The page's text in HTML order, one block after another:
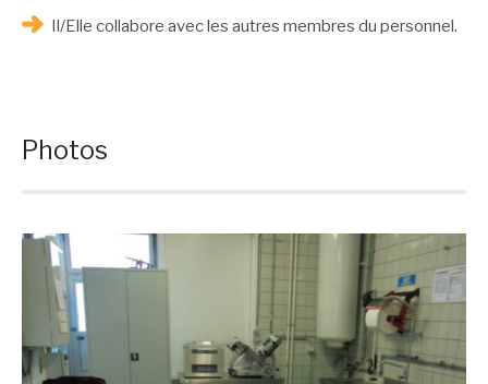
Il/Elle collabore avec les autres membres du personnel.
Photos